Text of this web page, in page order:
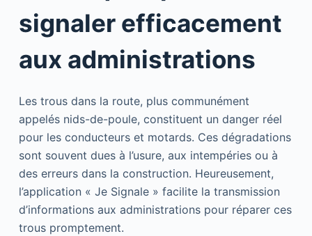
signaler efficacement
aux administrations
Les trous dans la route, plus communément
appelés nids-de-poule, constituent un danger réel
pour les conducteurs et motards. Ces dégradations
sont souvent dues à l’usure, aux intempéries ou à
des erreurs dans la construction. Heureusement,
l’application « Je Signale » facilite la transmission
d’informations aux administrations pour réparer ces
trous promptement.